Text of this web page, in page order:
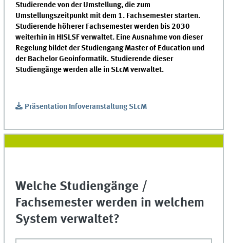
Studierende von der Umstellung, die zum
Umstellungszeitpunkt mit dem 1. Fachsemester starten.
Studierende höherer Fachsemester werden bis 2030
weiterhin in HISLSF verwaltet. Eine Ausnahme von dieser
Regelung bildet der Studiengang Master of Education und
der Bachelor Geoinformatik. Studierende dieser
Studiengänge werden alle in SLcM verwaltet.
Präsentation Infoveranstaltung SLcM
Welche Studiengänge /
Fachsemester werden in welchem
System verwaltet?